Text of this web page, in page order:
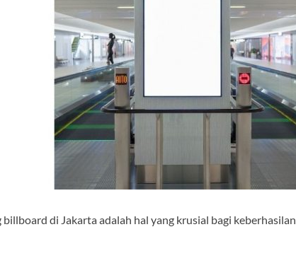
di Jakarta adalah hal yang krusial bagi keberhasilan